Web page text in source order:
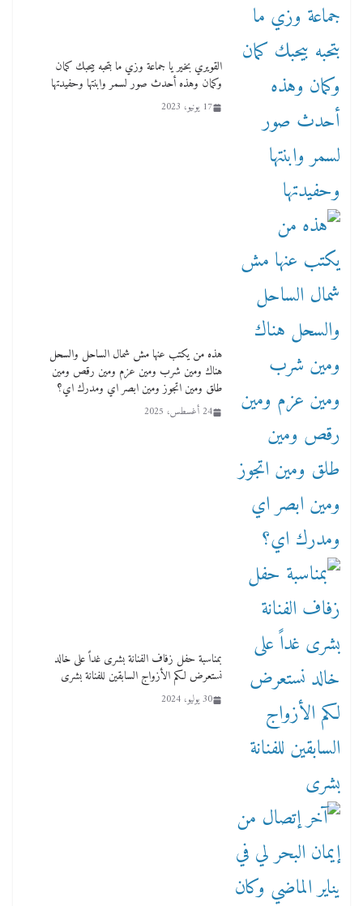
القويري بخير يا جماعة وزي ما بتحبه بيحبك كمان
وكمان وهذه أحدث صور لسمر وابنتها وحفيدتها
17 يونيو، 2023
هذه من يكتب عنها مش شمال الساحل والسحل
هناك ومين شرب ومين عزم ومين رقص ومين
طلق ومين اتجوز ومين ابصر اي ومدرك اي؟
24 أغسطس، 2025
بمناسبة حفل زفاف الفنانة بشرى غداً على خالد
نستعرض لكم الأزواج السابقين للفنانة بشرى
30 يوليو، 2024